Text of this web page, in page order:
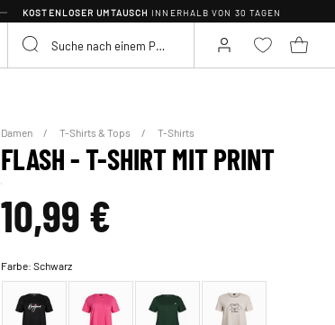
KOSTENLOSER UMTAUSCH INNERHALB VON 30 TAGEN
Damen T-Shirts & Tops T-Shirts
FLASH - T-SHIRT MIT PRINT
10,99 €
Farbe:Schwarz